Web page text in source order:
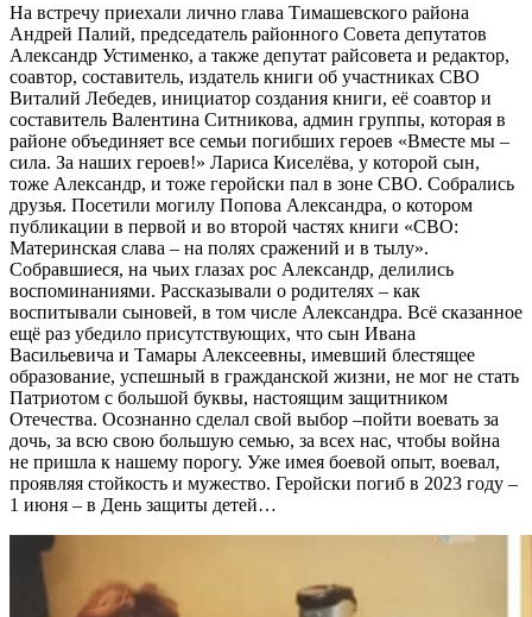
На встречу приехали лично глава Тимашевского района
Андрей Палий, председатель районного Совета депутатов
Александр Устименко, а также депутат райсовета и редактор,
соавтор, составитель, издатель книги об участниках СВО
Виталий Лебедев, инициатор создания книги, её соавтор и
составитель Валентина Ситникова, админ группы, которая в
районе объединяет все семьи погибших героев «Вместе мы –
сила. За наших героев!» Лариса Киселёва, у которой сын,
тоже Александр, и тоже геройски пал в зоне СВО. Собрались
друзья. Посетили могилу Попова Александра, о котором
публикации в первой и во второй частях книги «СВО:
Материнская слава – на полях сражений и в тылу».
Собравшиеся, на чьих глазах рос Александр, делились
воспоминаниями. Рассказывали о родителях – как
воспитывали сыновей, в том числе Александра. Всё сказанное
ещё раз убедило присутствующих, что сын Ивана
Васильевича и Тамары Алексеевны, имевший блестящее
образование, успешный в гражданской жизни, не мог не стать
Патриотом с большой буквы, настоящим защитником
Отечества. Осознанно сделал свой выбор –пойти воевать за
дочь, за всю свою большую семью, за всех нас, чтобы война
не пришла к нашему порогу. Уже имея боевой опыт, воевал,
проявляя стойкость и мужество. Геройски погиб в 2023 году –
1 июня – в День защиты детей…